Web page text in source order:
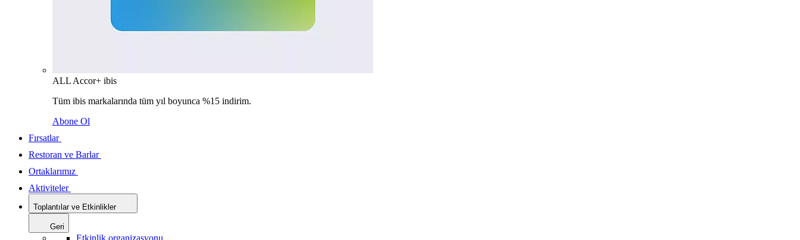
ALL Accor+ ibis
Tüm ibis markalarında tüm yıl boyunca %15 indirim.
Abone Ol
Fırsatlar
Restoran ve Barlar
Ortaklarımız
Aktiviteler
Toplantılar ve Etkinlikler
Geri
Etkinlik organizasyonu